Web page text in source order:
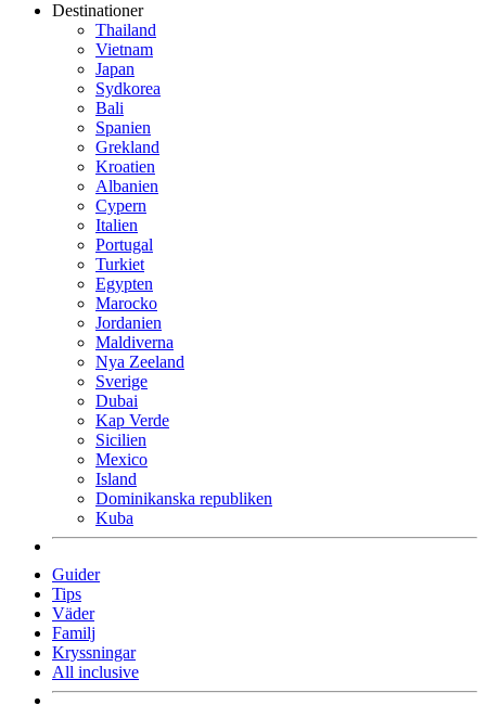
Destinationer
Thailand
Vietnam
Japan
Sydkorea
Bali
Spanien
Grekland
Kroatien
Albanien
Cypern
Italien
Portugal
Turkiet
Egypten
Marocko
Jordanien
Maldiverna
Nya Zeeland
Sverige
Dubai
Kap Verde
Sicilien
Mexico
Island
Dominikanska republiken
Kuba
Guider
Tips
Väder
Familj
Kryssningar
All inclusive